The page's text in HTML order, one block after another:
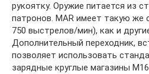
рукоятку. Оружие питается из
патронов. MAR имеет такую ​​же
750 выстрелов/мин), как и
Дополнительный переходник,
позволяет использовать
зарядные круглые магазины